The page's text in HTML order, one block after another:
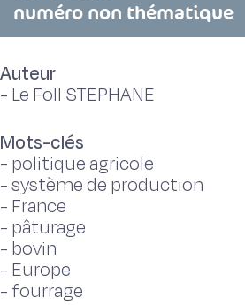
numéro non thématique
Auteur
- Le Foll STEPHANE
Mots-clés
- politique agricole
-système de production
- France
- pâturage
- bovin
- Europe
- fourrage